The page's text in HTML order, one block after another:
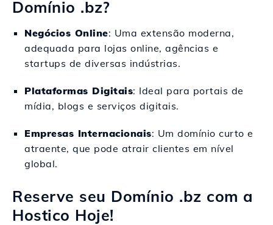
Domínio .bz?
Negócios Online: Uma extensão moderna,
adequada para lojas online, agências e
startups de diversas indústrias.
Plataformas Digitais: Ideal para portais de
mídia, blogs e serviços digitais.
Empresas Internacionais: Um domínio curto e
atraente, que pode atrair clientes em nível
global.
Reserve seu Domínio .bz com a
Hostico Hoje!